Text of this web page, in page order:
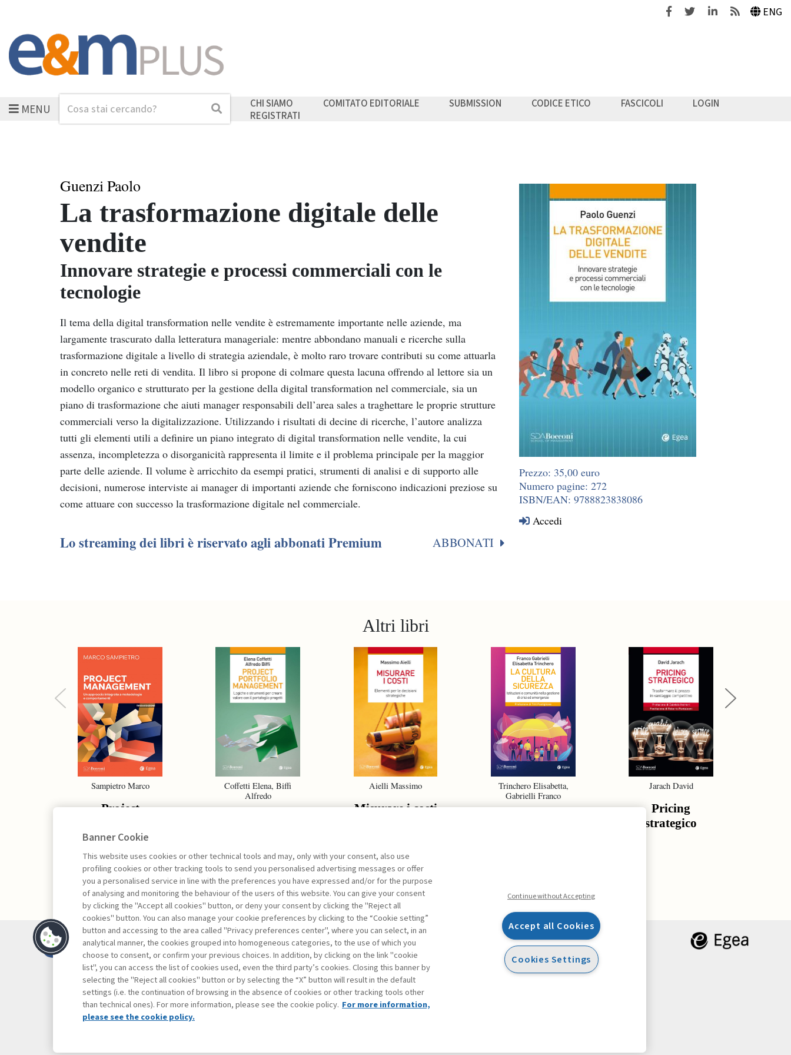
FacebookTwitterLinkedinFeeds ENG
MENUCerca Cerca CHI SIAMO COMITATO EDITORIALE SUBMISSION CODICE ETICO FASCICOLI
LOGIN
REGISTRATI
Guenzi Paolo
La trasformazione digitale delle
vendite
Innovare strategie e processi commerciali con le
tecnologie
Il tema della digital transformation nelle vendite è estremamente importante nelle aziende, ma
largamente trascurato dalla letteratura manageriale: mentre abbondano manuali e ricerche sulla
trasformazione digitale a livello di strategia aziendale, è molto raro trovare contributi su come attuarla
in concreto nelle reti di vendita. Il libro si propone di colmare questa lacuna offrendo al lettore sia un
modello organico e strutturato per la gestione della digital transformation nel commerciale, sia un
piano di trasformazione che aiuti manager responsabili dell’area sales a traghettare le proprie strutture
commerciali verso la digitalizzazione. Utilizzando i risultati di decine di ricerche, l’autore analizza
tutti gli elementi utili a definire un piano integrato di digital transformation nelle vendite, la cui
assenza, incompletezza o disorganicità rappresenta il limite e il problema principale per la maggior
parte delle aziende. Il volume è arricchito da esempi pratici, strumenti di analisi e di supporto alle
decisioni, numerose interviste ai manager di importanti aziende che forniscono indicazioni preziose su
come attuare con successo la trasformazione digitale nel commerciale.
Lo streaming dei libri è riservato agli abbonati Premium ABBONATI
Prezzo: 35,00 euro
Numero pagine: 272
ISBN/EAN: 9788823838086
Accedi
Altri libri
Previous
Sampietro Marco
Project
III edizione
Coffetti Elena, Biffi
Alfredo
Aielli Massimo
Misurare i costi
Trinchero Elisabetta,
Gabrielli Franco
Jarach David
Pricing
strategico
Next
ARCHIVIO
Contatti
Abbonamenti
Archivio rubriche
Privacy
Cookie policy
Whistleblowing
FacebookTwitterLinkedin
Banner Cookie
This website uses cookies or other technical tools and may, only with your consent, also use
profiling cookies or other tracking tools to send you personalised advertising messages or offer
you a personalised service in line with the preferences you have expressed and/or for the purpose
of analysing and monitoring the behaviour of the users of this website. You can give your consent
by clicking the "Accept all cookies" button, or deny your consent by clicking the "Reject all
cookies" button. You can also manage your cookie preferences by clicking to the “Cookie setting”
button and accessing to the area called "Privacy preferences center", where you can select, in an
analytical manner, the cookies grouped into homogeneous categories, to the use of which you
choose to consent, or confirm your previous choices. In addition, by clicking on the link "cookie
list", you can access the list of cookies used, even the third party’s cookies. Closing this banner by
selecting the "Reject all cookies" button or by selecting the “X” button will result in the default
settings (i.e. the continuation of browsing in the absence of cookies or other tracking tools other
than technical ones). For more information, please see the cookie policy. For more information,
please see the cookie policy.
Continue without Accepting
Accept all Cookies
Cookies Settings